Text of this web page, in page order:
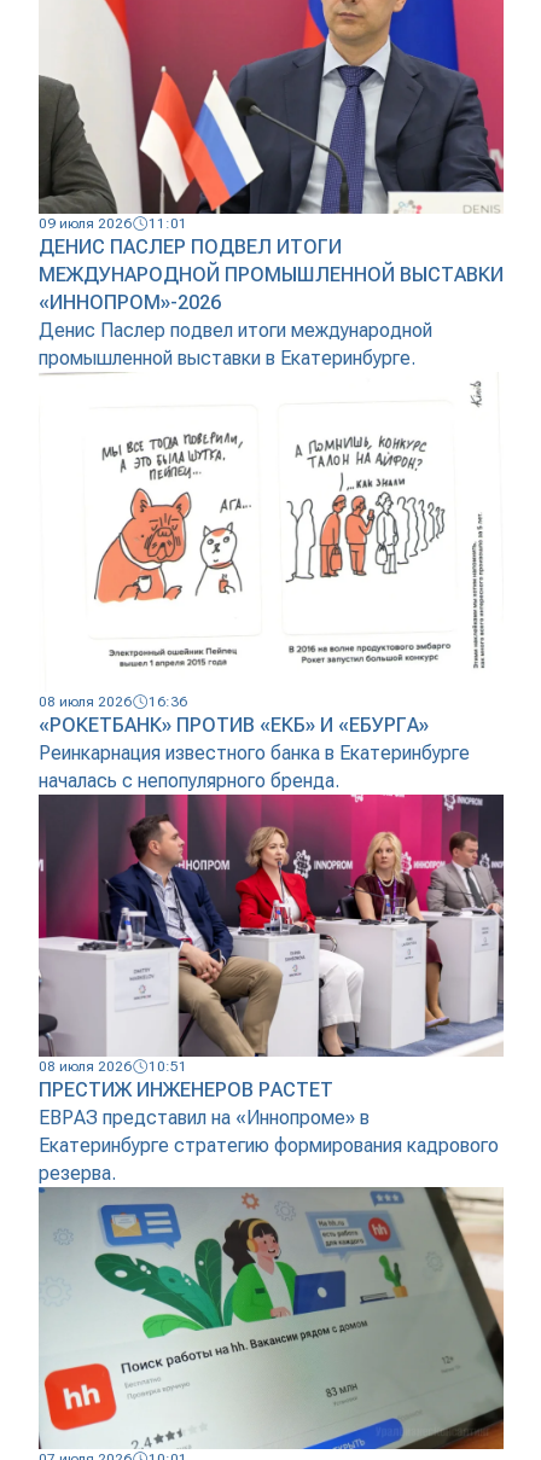
09 июля 2026 11:01
ДЕНИС ПАСЛЕР ПОДВЕЛ ИТОГИ
МЕЖДУНАРОДНОЙ ПРОМЫШЛЕННОЙ ВЫСТАВКИ
«ИННОПРОМ»-2026
Денис Паслер подвел итоги международной
промышленной выставки в Екатеринбурге.
08 июля 2026 16:36
«РОКЕТБАНК» ПРОТИВ «ЕКБ» И «ЕБУРГА»
Реинкарнация известного банка в Екатеринбурге
началась с непопулярного бренда.
08 июля 2026 10:51
ПРЕСТИЖ ИНЖЕНЕРОВ РАСТЕТ
ЕВРАЗ представил на «Иннопроме» в
Екатеринбурге стратегию формирования кадрового
резерва.